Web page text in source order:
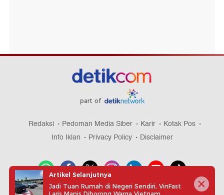
part of
Redaksi Pedoman Media Siber Karir
Kotak Pos
Info Iklan
Privacy Policy Disclaimer
Download aplikasi detikcom
Artikel Selanjutnya
Jadi Tuan Rumah di Negeri Sendiri, VinFast
Laris Manis Diborong Warga Vietnam